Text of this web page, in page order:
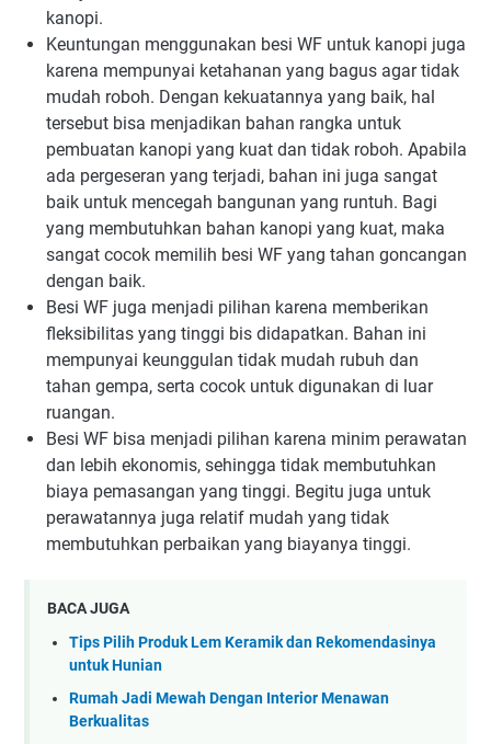
kanopi.
Keuntungan menggunakan besi WF untuk kanopi juga
karena mempunyai ketahanan yang bagus agar tidak
mudah roboh. Dengan kekuatannya yang baik, hal
tersebut bisa menjadikan bahan rangka untuk
pembuatan kanopi yang kuat dan tidak roboh. Apabila
ada pergeseran yang terjadi, bahan ini juga sangat
baik untuk mencegah bangunan yang runtuh. Bagi
yang membutuhkan bahan kanopi yang kuat, maka
sangat cocok memilih besi WF yang tahan goncangan
dengan baik.
Besi WF juga menjadi pilihan karena memberikan
fleksibilitas yang tinggi bis didapatkan. Bahan ini
mempunyai keunggulan tidak mudah rubuh dan
tahan gempa, serta cocok untuk digunakan di luar
ruangan.
Besi WF bisa menjadi pilihan karena minim perawatan
dan lebih ekonomis, sehingga tidak membutuhkan
biaya pemasangan yang tinggi. Begitu juga untuk
perawatannya juga relatif mudah yang tidak
membutuhkan perbaikan yang biayanya tinggi.
BACA JUGA
Tips Pilih Produk Lem Keramik dan Rekomendasinya
untuk Hunian
Rumah Jadi Mewah Dengan Interior Menawan
Berkualitas